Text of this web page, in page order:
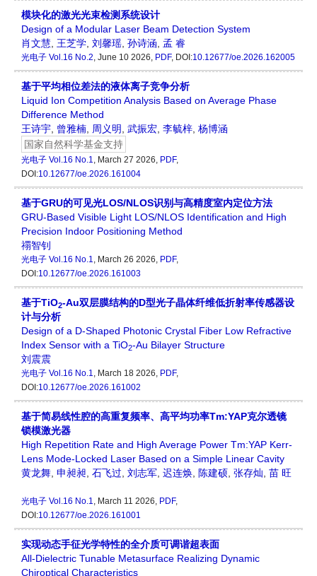
模块化的激光光束检测系统设计
Design of a Modular Laser Beam Detection System
肖文慧 王芝学 刘馨瑶 孙诗涵 孟 睿
光电子 Vol.16 No.2, June 10 2026, PDF, DOI:10.12677/oe.2026.162005
基于平均相位差法的液体离子竞争分析
Liquid Ion Competition Analysis Based on Average Phase
Difference Method
王诗宇 曾雅楠 周义明 武振宏 李毓梓 杨博涵
国家自然科学基金支持
光电子 Vol.16 No.1, March 27 2026, PDF,
DOI:10.12677/oe.2026.161004
基于GRU的可见光LOS/NLOS识别与高精度室内定位方法
GRU-Based Visible Light LOS/NLOS Identification and High
Precision Indoor Positioning Method
禤智钊
光电子 Vol.16 No.1, March 26 2026, PDF,
DOI:10.12677/oe.2026.161003
基于TiO2-Au双层膜结构的D型光子晶体纤维低折射率传感器设
计与分析
Design of a D-Shaped Photonic Crystal Fiber Low Refractive
Index Sensor with a TiO2-Au Bilayer Structure
刘震震
光电子 Vol.16 No.1, March 18 2026, PDF,
DOI:10.12677/oe.2026.161002
基于简易线性腔的高重复频率、高平均功率Tm:YAP克尔透镜
锁模激光器
High Repetition Rate and High Average Power Tm:YAP Kerr-
Lens Mode-Locked Laser Based on a Simple Linear Cavity
黄龙舞 申昶昶 石飞过 刘志军 迟连焕 陈建硕 张存灿 苗 旺
光电子 Vol.16 No.1, March 11 2026, PDF,
DOI:10.12677/oe.2026.161001
实现动态手征光学特性的全介质可调谐超表面
All-Dielectric Tunable Metasurface Realizing Dynamic
Chiroptical Characteristics